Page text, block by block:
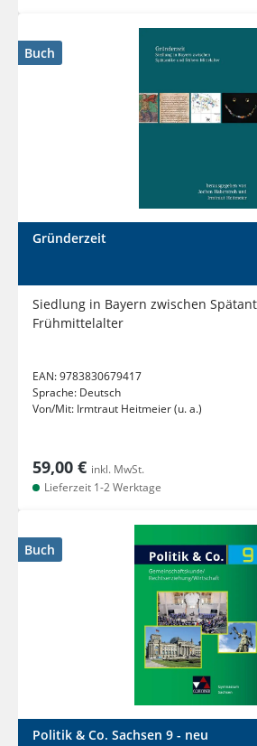
Buch
Gründerzeit
Siedlung in Bayern zwischen
Frühmittelalter
EAN:9783830679417
Sprache: Deutsch
Von/Mit: Irmtraut Heitmeier (u. a.)
59,00 € inkl. MwSt.
Lieferzeit 1-2 Werktage
Buch
Politik & Co. Sachsen 9 - neu